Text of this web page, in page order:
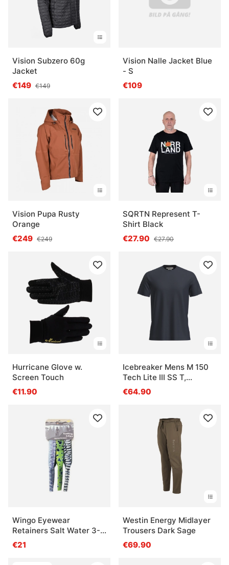
Vision Subzero 60g
Jacket
€149 €149
Vision Nalle Jacket Blue
- S
€109
Vision Pupa Rusty
Orange
€249 €249
SQRTN Represent T-
Shirt Black
€27.90 €27.90
Hurricane Glove w.
Screen Touch
€11.90
Icebreaker Mens M 150
Tech Lite III SS T,
Midnight Navy
€64.90
Wingo Eyewear
Retainers Salt Water 3-
pack
€21
Westin Energy Midlayer
Trousers Dark Sage
€69.90